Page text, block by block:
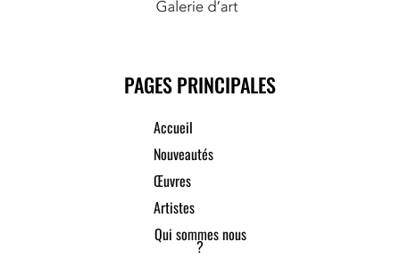
PAGES PRINCIPALES
Accueil
Nouveautés
Œuvres
Artistes
Qui sommes nous
?